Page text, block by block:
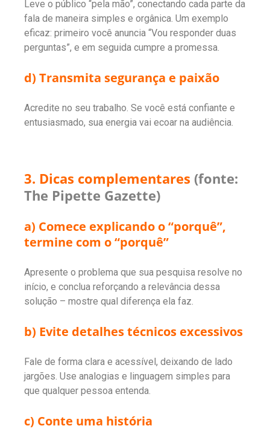
Leve o público “pela mão”, conectando cada parte da
fala de maneira simples e orgânica. Um exemplo
eficaz: primeiro você anuncia “Vou responder duas
perguntas”, e em seguida cumpre a promessa.
d) Transmita segurança e paixão
Acredite no seu trabalho. Se você está confiante e
entusiasmado, sua energia vai ecoar na audiência.
3. Dicas complementares (fonte:
The Pipette Gazette)
a) Comece explicando o “porquê”,
termine com o “porquê”
Apresente o problema que sua pesquisa resolve no
início, e conclua reforçando a relevância dessa
solução – mostre qual diferença ela faz.
b) Evite detalhes técnicos excessivos
Fale de forma clara e acessível, deixando de lado
jargões. Use analogias e linguagem simples para
que qualquer pessoa entenda.
c) Conte uma história